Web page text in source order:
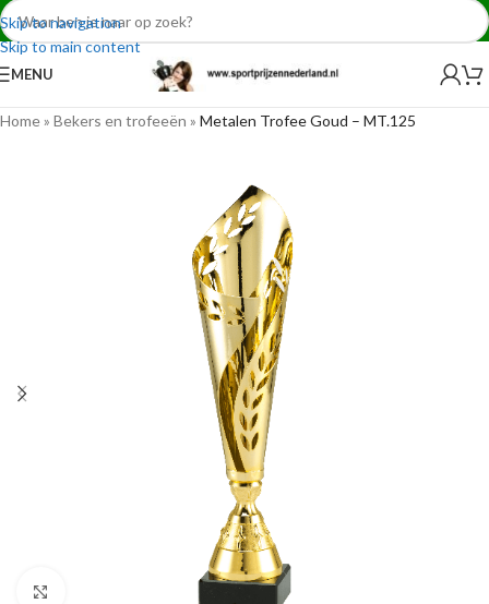
Skip to navigation
Skip to main content
MENU
Home» Bekers en trofeeën » Metalen Trofee Goud – MT.125